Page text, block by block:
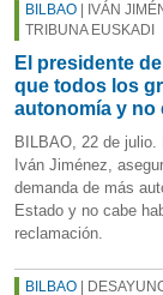
BILBAO | IVÁN
TRIBUNA EUSKADI
El presidente
que todos los
autonomía y no
BILBAO, 22 de julio.
Iván Jiménez,
demanda de más
Estado y no cabe
reclamación.
BILBAO |